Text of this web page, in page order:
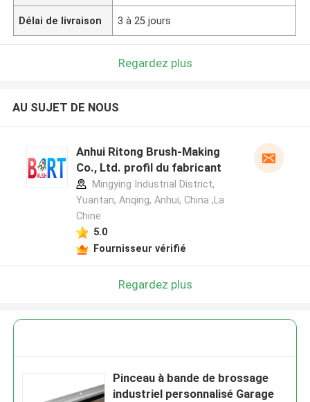
Délai de livraison 3 à 25 jours
Regardez plus
AU SUJET DE NOUS
Anhui Ritong Brush-Making
Co., Ltd. profil du fabricant
Mingying Industrial District,
Yuantan, Anqing, Anhui, China ,La
Chine
5.0
Fournisseur vérifié
Regardez plus
Pinceau à bande de brossage
industriel personnalisé Garage